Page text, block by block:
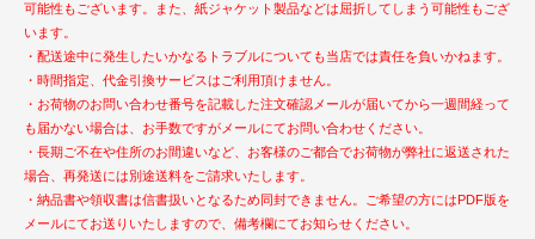
可能性もございます。また、紙ジャケット製品などは屈折してしまう可能性もござ
います。
・配送途中に発生したいかなるトラブルについても当店では責任を負いかねます。
・時間指定、代金引換サービスはご利用頂けません。
・お荷物のお問い合わせ番号を記載した注文確認メールが届いてから一週間経って
も届かない場合は、お手数ですがメールにてお問い合わせください。
・長期ご不在や住所のお間違いなど、お客様のご都合でお荷物が弊社に返送された
場合、再発送には別途送料をご請求いたします。
・納品書や領収書は信書扱いとなるため同封できません。ご希望の方にはPDF版を
メールにてお送りいたしますので、備考欄にてお知らせください。